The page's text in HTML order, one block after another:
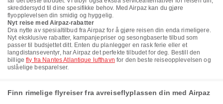
skreddersydd til dine spesifikke behov. Med Airpaz kan du gjøre
flyopplevelsen din smidig og hyggelig.
Nyt reise med Airpaz-rabatter
Dra nytte av spesialtilbud fra Airpaz for å gjøre reisen din enda rimeligere.
Nyt eksklusive rabatter, kampanjepriser og sesongbaserte tilbud som
passer til budsjettet ditt. Enten du planlegger en rask ferie eller et
langdistanseventyr, har Airpaz det perfekte tilbudet for deg. Bestill den
billigefly fra Nantes Atlantique lufthavn for den beste reiseopplevelsen og
uslåelige besparelser.
Finn rimelige flyreiser fra avreiseflyplassen din med Airpaz